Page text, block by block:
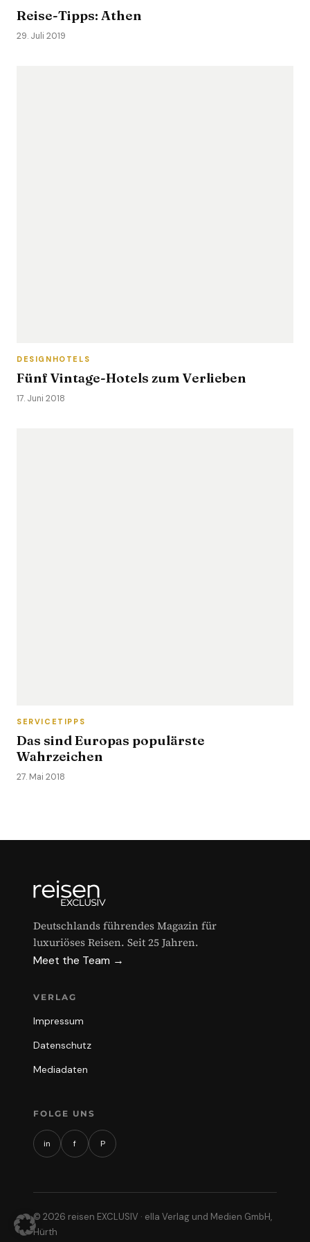
Reise-Tipps: Athen
29. Juli 2019
DESIGNHOTELS
Fünf Vintage-Hotels zum Verlieben
17. Juni 2018
SERVICETIPPS
Das sind Europas populärste
Wahrzeichen
27. Mai 2018
Deutschlands führendes Magazin für
luxuriöses Reisen. Seit 25 Jahren.
Meet the Team →
VERLAG
Impressum
Datenschutz
Mediadaten
FOLGE UNS
in f P
© 2026 reisen EXCLUSIV · ella Verlag und Medien GmbH,
Hürth